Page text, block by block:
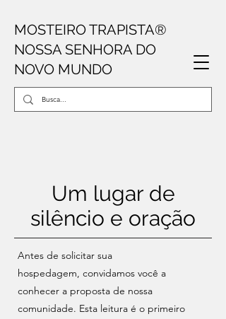
MOSTEIRO TRAPISTA®
NOSSA SENHORA DO
NOVO MUNDO
Um lugar de
silêncio e oração
Antes de solicitar sua
hospedagem, convidamos você a
conhecer a proposta de nossa
comunidade. Esta leitura é o primeiro